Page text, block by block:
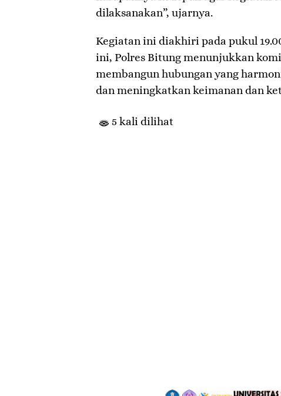
dilaksanakan”, ujarnya.
Kegiatan ini diakhiri pada pukul
ini, Polres Bitung menunjukkan
membangun hubungan yang
dan meningkatkan keimanan dan
5 kali dilihat